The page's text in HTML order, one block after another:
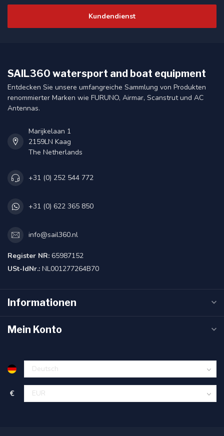
Kundendienst
SAIL360 watersport and boat equipment
Entdecken Sie unsere umfangreiche Sammlung von Produkten
renommierter Marken wie FURUNO, Airmar, Scanstrut und AC
Antennas.
Marijkelaan 1
2159LN Kaag
The Netherlands
+31 (0) 252 544 772
+31 (0) 622 365 850
info@sail360.nl
Register NR: 65987152
USt-IdNr.: NL001277264B70
Informationen
Mein Konto
€